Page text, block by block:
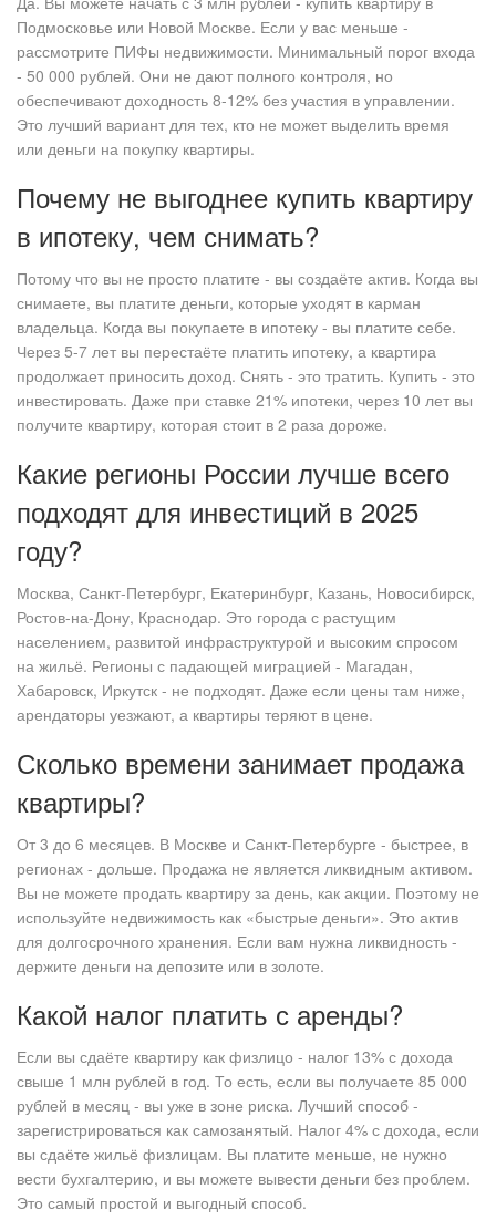
Подмосковье или Новой Москве. Если у вас меньше -
рассмотрите ПИФы недвижимости. Минимальный порог входа
- 50 000 рублей. Они не дают полного контроля, но
обеспечивают доходность 8-12% без участия в управлении.
Это лучший вариант для тех, кто не может выделить время
или деньги на покупку квартиры.
Почему не выгоднее купить квартиру
в ипотеку, чем снимать?
Потому что вы не просто платите - вы создаёте актив. Когда вы
снимаете, вы платите деньги, которые уходят в карман
владельца. Когда вы покупаете в ипотеку - вы платите себе.
Через 5-7 лет вы перестаёте платить ипотеку, а квартира
продолжает приносить доход. Снять - это тратить. Купить - это
инвестировать. Даже при ставке 21% ипотеки, через 10 лет вы
получите квартиру, которая стоит в 2 раза дороже.
Какие регионы России лучше всего
подходят для инвестиций в 2025
году?
Москва, Санкт-Петербург, Екатеринбург, Казань, Новосибирск,
Ростов-на-Дону, Краснодар. Это города с растущим
населением, развитой инфраструктурой и высоким спросом
на жильё. Регионы с падающей миграцией - Магадан,
Хабаровск, Иркутск - не подходят. Даже если цены там ниже,
арендаторы уезжают, а квартиры теряют в цене.
Сколько времени занимает продажа
квартиры?
От 3 до 6 месяцев. В Москве и Санкт-Петербурге - быстрее, в
регионах - дольше. Продажа не является ликвидным активом.
Вы не можете продать квартиру за день, как акции. Поэтому не
используйте недвижимость как «быстрые деньги». Это актив
для долгосрочного хранения. Если вам нужна ликвидность -
держите деньги на депозите или в золоте.
Какой налог платить с аренды?
Если вы сдаёте квартиру как физлицо - налог 13% с дохода
свыше 1 млн рублей в год. То есть, если вы получаете 85 000
рублей в месяц - вы уже в зоне риска. Лучший способ -
зарегистрироваться как самозанятый. Налог 4% с дохода, если
вы сдаёте жильё физлицам. Вы платите меньше, не нужно
вести бухгалтерию, и вы можете вывести деньги без проблем.
Это самый простой и выгодный способ.